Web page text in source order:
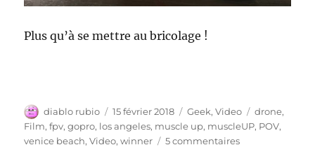
Plus qu’à se mettre au bricolage !
Auteur
diablo rubio
Publié
le
15 février 2018 Catégories
Geek,Video Étiquettes
drone,
Film,fpv,gopro, los angeles, muscle up, muscleUP, POV,
venice beach,Video,winner 5 commentairessur